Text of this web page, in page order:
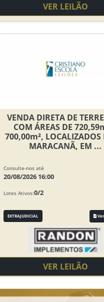
VER LEILÃO
VENDA DIRETA DE
COM ÁREAS DE
700,00m², LOCALIZADOS
MARACANÃ, EM ...
Consulte-nos até
20/08/2026 16:00
Lotes Ativos:0/2
EXTRAJUDICIAL
VER LEILÃO